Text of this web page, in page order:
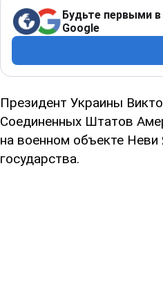
Будьте первыми в
Google
Президент Украины
Соединенных Штатов
на военном объекте
государства.